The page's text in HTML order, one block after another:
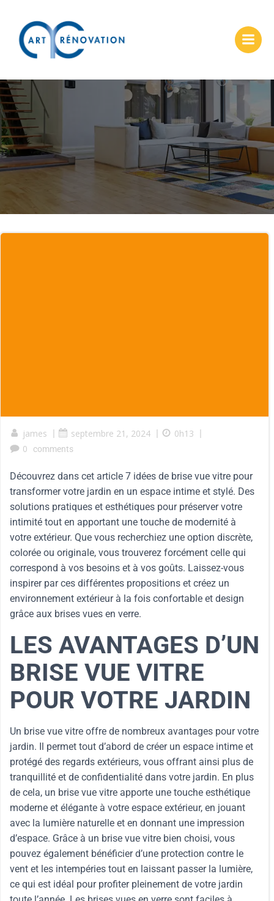
james | septembre 21, 2024 | 0h13 |
0
comments
Découvrez dans cet article 7 idées de brise vue vitre pour
transformer votre jardin en un espace intime et stylé. Des
solutions pratiques et esthétiques pour préserver votre
intimité tout en apportant une touche de modernité à
votre extérieur. Que vous recherchiez une option discrète,
colorée ou originale, vous trouverez forcément celle qui
correspond à vos besoins et à vos goûts. Laissez-vous
inspirer par ces différentes propositions et créez un
environnement extérieur à la fois confortable et design
grâce aux brises vues en verre.
LES AVANTAGES D’UN
BRISE VUE VITRE
POUR VOTRE JARDIN
Un brise vue vitre offre de nombreux avantages pour votre
jardin. Il permet tout d’abord de créer un espace intime et
protégé des regards extérieurs, vous offrant ainsi plus de
tranquillité et de confidentialité dans votre jardin. En plus
de cela, un brise vue vitre apporte une touche esthétique
moderne et élégante à votre espace extérieur, en jouant
avec la lumière naturelle et en donnant une impression
d’espace. Grâce à un brise vue vitre bien choisi, vous
pouvez également bénéficier d’une protection contre le
vent et les intempéries tout en laissant passer la lumière,
ce qui est idéal pour profiter pleinement de votre jardin